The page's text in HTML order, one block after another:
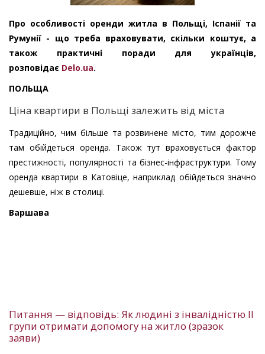
Про особливості оренди житла в Польщі, Іспанії та
Румунії - що треба враховувати, скільки коштує, а
також практичні поради для українців,
розповідає Delo.ua.
ПОЛЬЩА
Ціна квартири в Польщі залежить від міста
Традиційно, чим більше та розвинене місто, тим дорожче
там обійдеться оренда. Також тут враховується фактор
престижності, популярності та бізнес-інфраструктури. Тому
оренда квартири в Катовіце, наприклад обійдеться значно
дешевше, ніж в столиці.
Варшава
Питання — відповідь: Як людині з інвалідністю ІІ
групи отримати допомогу на житло (зразок
заяви)